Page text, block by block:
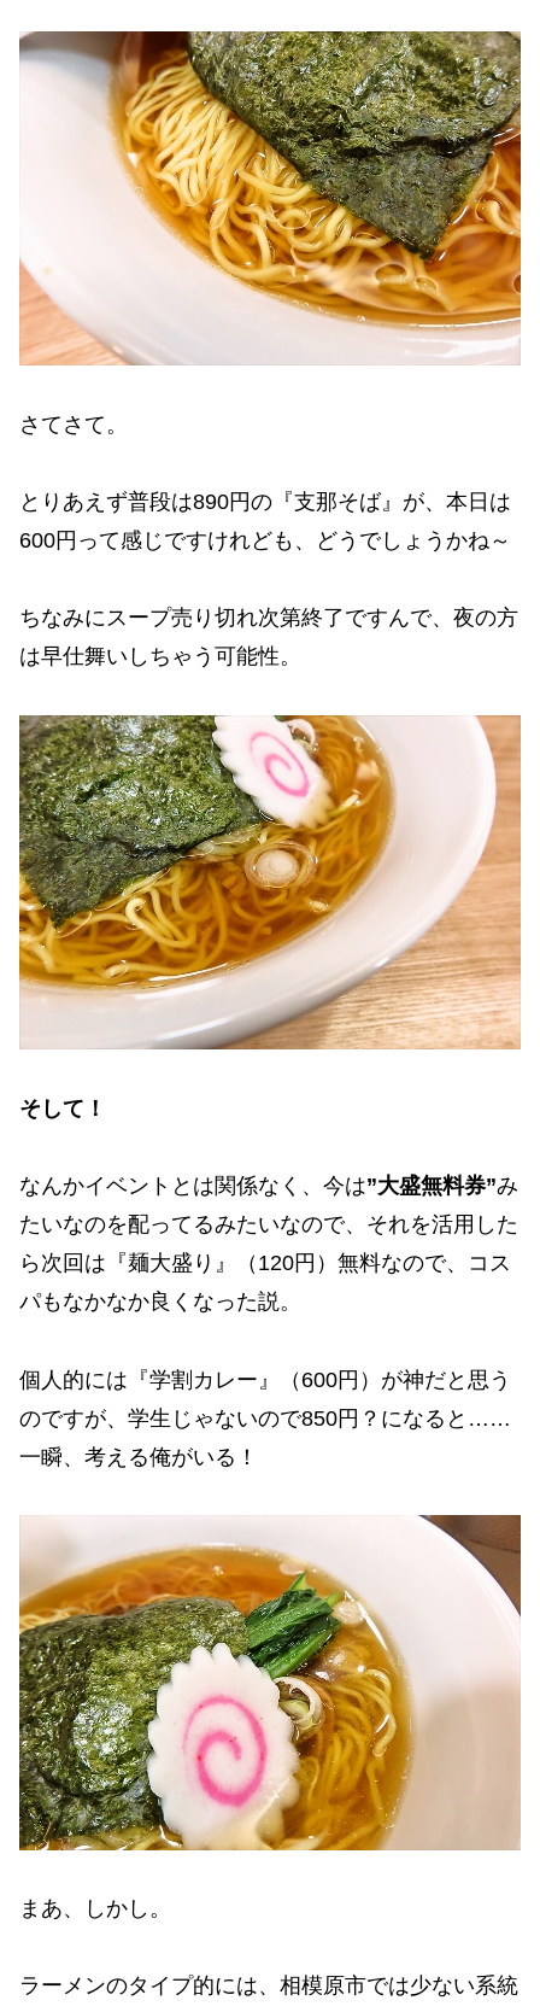
さてさて。
とりあえず普段は890円の『支那そば』が、本日は
600円って感じですけれども、どうでしょうかね～
ちなみにスープ売り切れ次第終了ですんで、夜の方
は早仕舞いしちゃう可能性。
そして！
なんかイベントとは関係なく、今は”大盛無料券”み
たいなのを配ってるみたいなので、それを活用した
ら次回は『麺大盛り』（120円）無料なので、コス
パもなかなか良くなった説。
個人的には『学割カレー』（600円）が神だと思う
のですが、学生じゃないので850円？になると……
一瞬、考える俺がいる！
まあ、しかし。
ラーメンのタイプ的には、相模原市では少ない系統